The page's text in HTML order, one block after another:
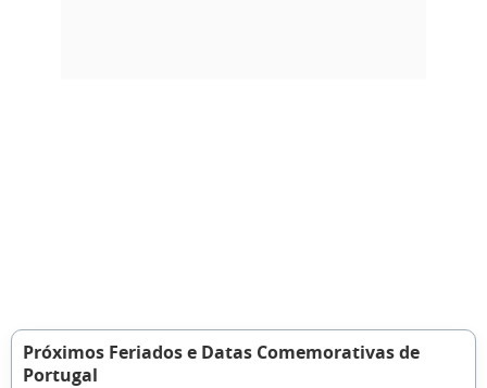
Próximos Feriados e Datas Comemorativas de
Portugal